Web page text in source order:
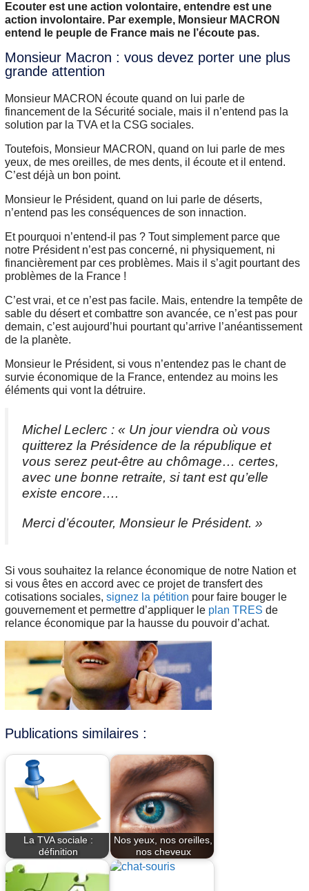
Ecouter est une action volontaire, entendre est une
action involontaire. Par exemple, Monsieur MACRON
entend le peuple de France mais ne l’écoute pas.
Monsieur Macron : vous devez porter une plus
grande attention
Monsieur MACRON écoute quand on lui parle de
financement de la Sécurité sociale, mais il n’entend pas la
solution par la TVA et la CSG sociales.
Toutefois, Monsieur MACRON, quand on lui parle de mes
yeux, de mes oreilles, de mes dents, il écoute et il entend.
C’est déjà un bon point.
Monsieur le Président, quand on lui parle de déserts,
n’entend pas les conséquences de son innaction.
Et pourquoi n’entend-il pas ? Tout simplement parce que
notre Président n’est pas concerné, ni physiquement, ni
financièrement par ces problèmes. Mais il s’agit pourtant des
problèmes de la France !
C’est vrai, et ce n’est pas facile. Mais, entendre la tempête de
sable du désert et combattre son avancée, ce n’est pas pour
demain, c’est aujourd’hui pourtant qu’arrive l’anéantissement
de la planète.
Monsieur le Président, si vous n’entendez pas le chant de
survie économique de la France, entendez au moins les
éléments qui vont la détruire.
Michel Leclerc : « Un jour viendra où vous
quitterez la Présidence de la république et
vous serez peut-être au chômage… certes,
avec une bonne retraite, si tant est qu’elle
existe encore….
Merci d’écouter, Monsieur le Président. »
Si vous souhaitez la relance économique de notre Nation et
si vous êtes en accord avec ce projet de transfert des
cotisations sociales, signez la pétition pour faire bouger le
gouvernement et permettre d’appliquer le plan TRES de
relance économique par la hausse du pouvoir d’achat.
Publications similaires :
La TVA sociale :
définition
Nos yeux, nos oreilles,
nos cheveux